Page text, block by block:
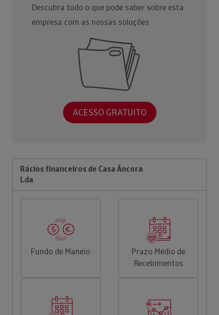
Descubra tudo o que pode saber sobre esta
empresa com as nossas soluções
ACESSO GRATUITO
Rácios financeiros de Casa Âncora
Lda
Fundo de Maneio
Prazo Médio de
Recebimentos